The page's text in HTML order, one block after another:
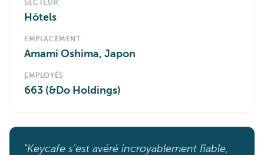
SECTEUR
Hôtels
EMPLACEMENT
Amami Oshima, Japon
EMPLOYÉS
663 (&Do Holdings)
“Keycafe s'est avéré incroyablement fiable,